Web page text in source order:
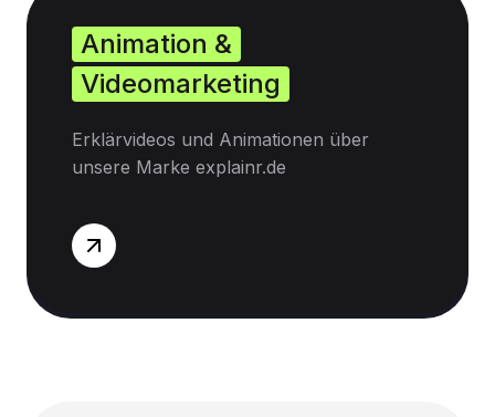
Animation &
Videomarketing
Erklärvideos und Animationen über
unsere Marke explainr.de